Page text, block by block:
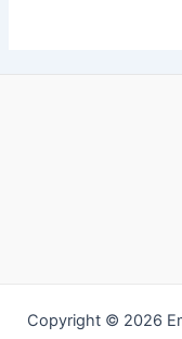
Copyright © 2026